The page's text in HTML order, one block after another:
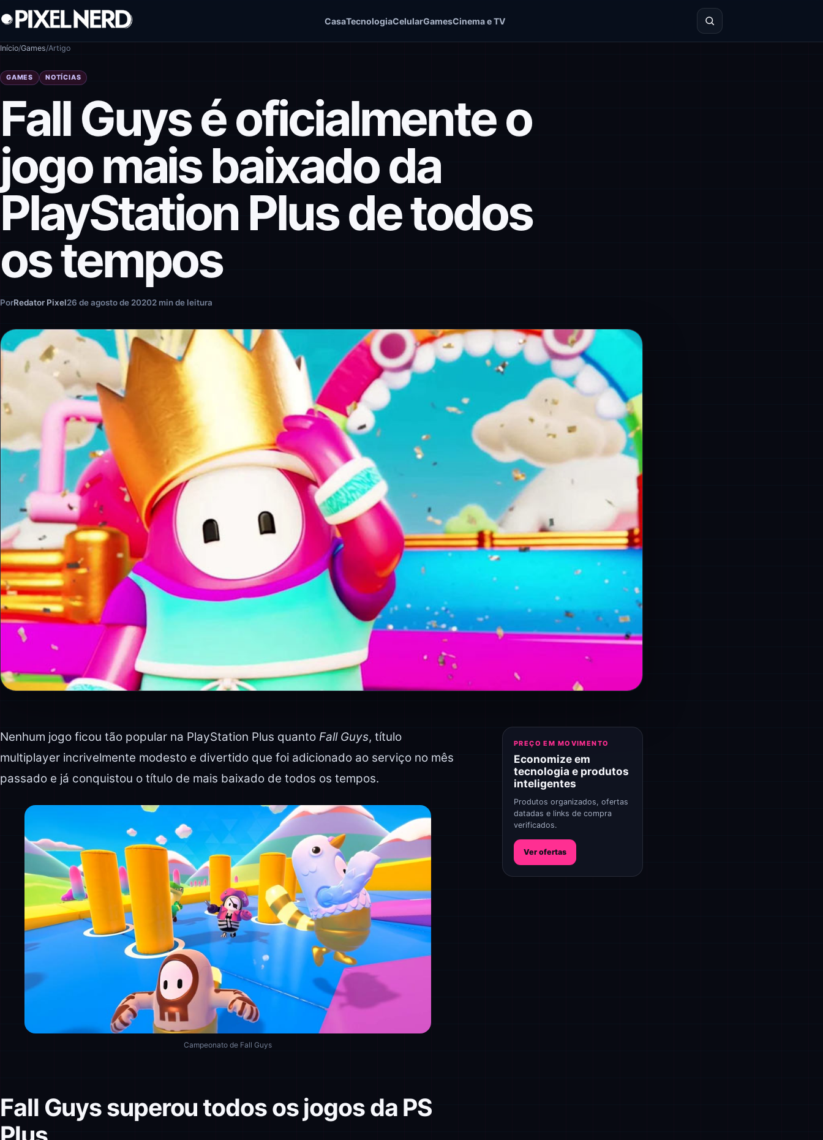
Pular para o conteúdo
CasaTecnologiaCelularGamesCinema e TV
Início/Games/Artigo
GAMES NOTÍCIAS
Fall Guys é oficialmente o
jogo mais baixado da
PlayStation Plus de todos
os tempos
PorRedator Pixel26 de agosto de 20202 min de leitura
Nenhum jogo ficou tão popular na PlayStation Plus quanto Fall Guys, título
multiplayer incrivelmente modesto e divertido que foi adicionado ao serviço no mês
passado e já conquistou o título de mais baixado de todos os tempos.
Campeonato de Fall Guys
Fall Guys superou todos os jogos da PS
PREÇO EM MOVIMENTO
Economize em
tecnologia e produtos
inteligentes
Produtos organizados, ofertas
datadas e links de compra
verificados.
Ver ofertas